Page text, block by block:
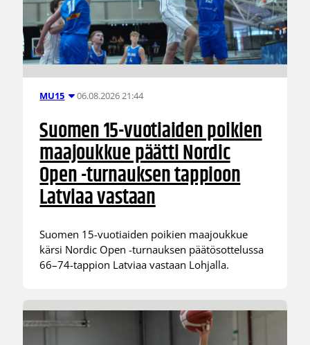
MU15 06.08.2026 21:44
Suomen 15-vuotiaiden poikien
maajoukkue päätti Nordic
Open -turnauksen tappioon
Latviaa vastaan
Suomen 15-vuotiaiden poikien maajoukkue
kärsi Nordic Open -turnauksen päätösottelussa
66–74-tappion Latviaa vastaan Lohjalla.